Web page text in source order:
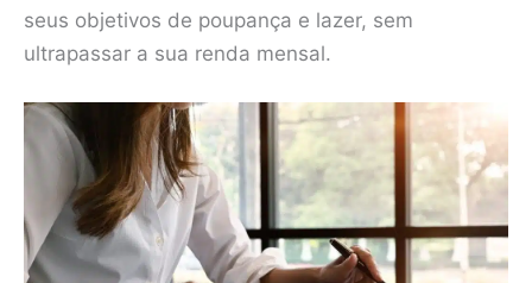
seus objetivos de poupança e lazer, sem
ultrapassar a sua renda mensal.